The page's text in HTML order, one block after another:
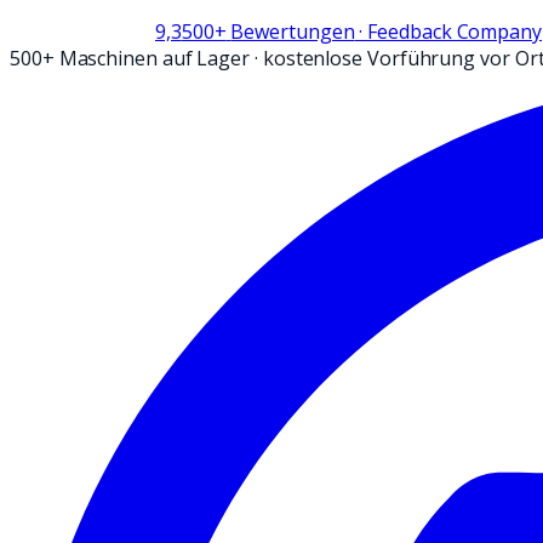
9,3500+ Bewertungen· Feedback Company
500+ Maschinen auf Lager· kostenlose Vorführung vor